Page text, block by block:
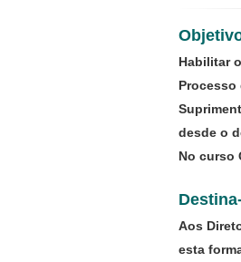
Habilitar
Processo
desde o
No curso
Aos
esta